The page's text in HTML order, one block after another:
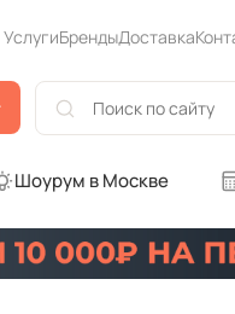
УслугиБрендыДоставка
Шоурум в Москве